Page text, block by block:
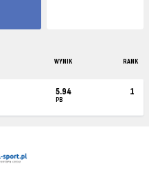
WYNIK RANK
5.94
PB
1